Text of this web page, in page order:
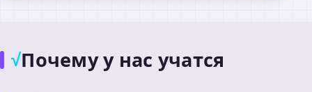
√Почему у нас учатся